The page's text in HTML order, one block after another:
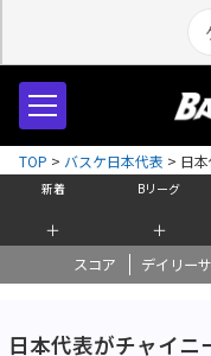
新着
＋
Bリーグ
＋
スコア デイリー
TOP > バスケ日本代表 > 日
ミスで自滅しリードを守り切
日本代表がチャイニ